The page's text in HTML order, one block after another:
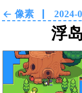
像素 2024-
浮